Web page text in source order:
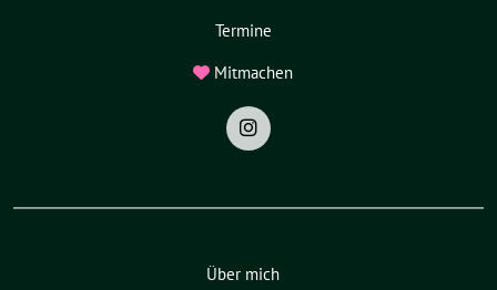
Termine
Mitmachen
Über mich